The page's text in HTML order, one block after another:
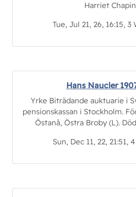
Harriet
Tue, Jul 21, 26, 16:15, 3
Hans Naucler
Yrke Biträdande auktuarie i
pensionskassan i Stockholm.
Östanå, Östra Broby (L).
Sun, Dec 11, 22, 21:51,